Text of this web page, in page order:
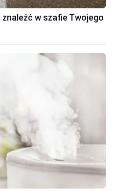
znaleźć w szafie Twojego